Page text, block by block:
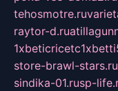
tehosmotre.ru
raytor-d.ru
store-brawl-stars.ru
sindika-01.rusp-